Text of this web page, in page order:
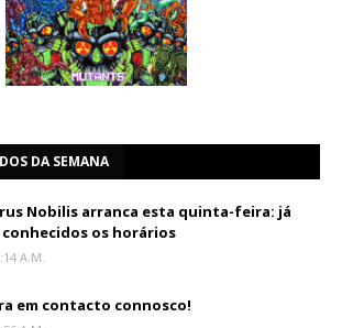
DA SEMANA
Nobilis arranca esta quinta-feira: já
conhecidos os horários
A.m.
em contacto connosco!